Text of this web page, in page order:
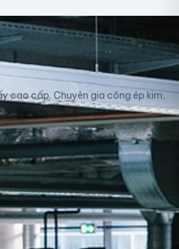
cao cấp. Chuyên gia công ép kim,